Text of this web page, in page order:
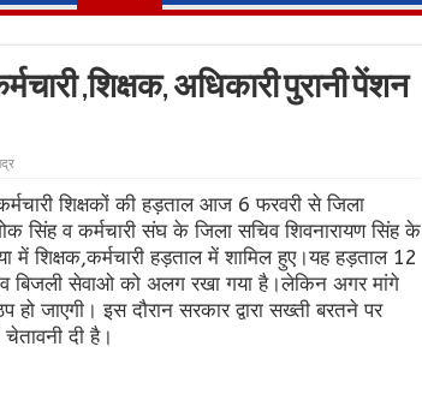
,शिक्षक, अधिकारी पुरानी पेंशन
शिक्षकों की हड़ताल आज 6 फरवरी से जिला
सिंह व कर्मचारी संघ के जिला सचिव शिवनारायण सिंह के
शिक्षक,कर्मचारी हड़ताल में शामिल हुए।यह हड़ताल 12
बिजली सेवाओ को अलग रखा गया है।लेकिन अगर मांगे
हो जाएगी। इस दौरान सरकार द्वारा सख्ती बरतने पर
दी है।